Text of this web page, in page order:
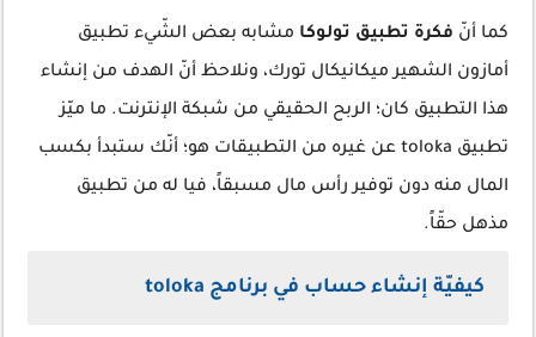
كما أنّ فكرة تطبيق تولوكا مشابه بعض الشّيء تطبيق
أمازون الشهير ميكانيكال تورك، ونلاحظ أنّ الهدف من إنشاء
هذا التطبيق كان؛ الربح الحقيقي من شبكة الإنترنت. ما ميّز
تطبيق toloka عن غيره من التطبيقات هو؛ أنّك ستبدأ بكسب
المال منه دون توفير رأس مال مسبقاً، فيا له من تطبيق
مذهل حقّاً.
كيفيّة إنشاء حساب في برنامج toloka